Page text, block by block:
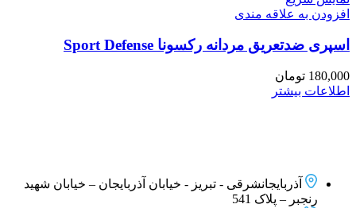
افزودن به علاقه مندی
اسپری ضدتعریق مردانه رکسونا Sport Defense
180,000 تومان
اطلاعات بیشتر
آذربایجانشرقی - تبریز - خیابان آذربایجان – خیابان شهید
رنجبر – پلاک 541